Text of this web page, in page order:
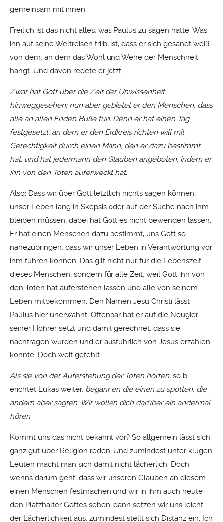
gemeinsam mit ihnen.
Freilich ist das nicht alles, was Paulus zu sagen hatte. Was
ihn auf seine Weltreisen triib, ist, dass er sich gesandt weiß
von dem, an dem das Wohl und Wehe der Menschheit
hängt. Und davon redete er jetzt:
Zwar hat Gott über die Zeit der Unwissenheit
hinweggesehen; nun aber gebietet er den Menschen, dass
alle an allen Enden Buße tun. Denn er hat einen Tag
festgesetzt, an dem er den Erdkreis richten will mit
Gerechtigkeit durch einen Mann, den er dazu bestimmt
hat, und hat jedermann den Glauben angeboten, indem er
ihn von den Toten auferweckt hat.
Also: Dass wir über Gott letztlich nichts sagen können,
unser Leben lang in Skepsis oder auf der Suche nach ihm
bleiben müssen, dabei hat Gott es nicht bewenden lassen.
Er hat einen Menschen dazu bestimmt, uns Gott so
nahezubringen, dass wir unser Leben in Verantwortung vor
ihm führen können. Das gilt nicht nur für die Lebenszeit
dieses Menschen, sondern für alle Zeit, weil Gott ihn von
den Toten hat auferstehen lassen und alle von seinem
Leben mitbekommen. Den Namen Jesu Christi lässt
Paulus hier unerwähnt. Offenbar hat er auf die Neugier
seiner Höhrer setzt und damit gerechnet, dass sie
nachfragen würden und er ausführlich von Jesus erzählen
könnte. Doch weit gefehlt:
Als sie von der Auferstehung der Toten hörten, so b
erichtet Lukas weiter, begannen die einen zu spotten, die
andern aber sagten: Wir wollen dich darüber ein andermal
hören.
Kommt uns das nicht bekannt vor? So allgemein lässt sich
ganz gut über Religion reden. Und zumindest unter klugen
Leuten macht man sich damit nicht lächerlich. Doch
wenns darum geht, dass wir unseren Glauben an diesem
einen Menschen festmachen und wir in ihm auch heute
den Platzhalter Gottes sehen, dann setzen wir uns leicht
der Lächerlichkeit aus, zumindest stellt sich Distanz ein. Ich